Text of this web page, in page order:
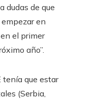
dudas de que
en
el primer
año”.
tenía que estar
(Serbia,